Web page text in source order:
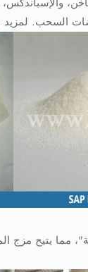
للعملاء خدمات